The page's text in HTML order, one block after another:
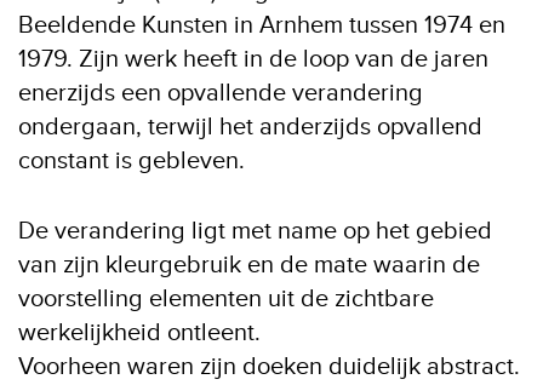
Beeldende Kunsten in Arnhem tussen 1974 en
1979. Zijn werk heeft in de loop van de jaren
enerzijds een opvallende verandering
ondergaan, terwijl het anderzijds opvallend
constant is gebleven.
De verandering ligt met name op het gebied
van zijn kleurgebruik en de mate waarin de
voorstelling elementen uit de zichtbare
werkelijkheid ontleent.
Voorheen waren zijn doeken duidelijk abstract.